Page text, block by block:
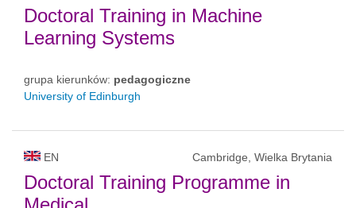
Doctoral Training in Machine
Learning Systems
grupa kierunków: pedagogiczne
University of Edinburgh
EN Cambridge, Wielka Brytania
Doctoral Training Programme in